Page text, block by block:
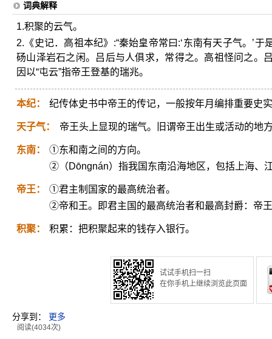
词典解释
1.积聚的云气。
2.《史记．高祖本纪》:“秦始皇帝常曰:‘东南有天子气。’
砀山泽岩石之闲。吕后与人俱求，常得之。高祖怪问之。
因以“屯云”指帝王登基的瑞兆。
本纪： 纪传体史书中帝王的传记，一般按年月编排重要史
天子气： 帝王头上显现的瑞气。旧谓帝王出生或活动的地
东南：
①东和南之间的方向。
②（Dōngnán）指我国东南沿海地区，包括上海、
帝王：
①君主制国家的最高统治者。
②帝和王。即君主国的最高统治者和最高封爵：帝
积聚： 积累：把积聚起来的钱存入银行。
试试手机扫一扫
在你手机上继续浏览此页面
分享到： 更多
阅读(4034次)